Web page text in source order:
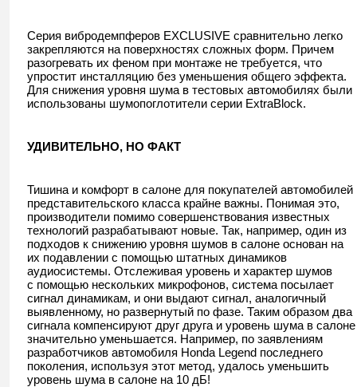
Серия вибродемпферов EXCLUSIVE сравнительно легко
закрепляются на поверхностях сложных форм. Причем
разогревать их феном при монтаже не требуется, что
упростит инсталляцию без уменьшения общего эффекта.
Для снижения уровня шума в тестовых автомобилях были
использованы шумопоглотители серии ExtraBlock.
УДИВИТЕЛЬНО, НО ФАКТ
Тишина и комфорт в салоне для покупателей автомобилей
представительского класса крайне важны. Понимая это,
производители помимо совершенствования известных
технологий разрабатывают новые. Так, например, один из
подходов к снижению уровня шумов в салоне основан на
их подавлении с помощью штатных динамиков
аудиосистемы. Отслеживая уровень и характер шумов
с помощью нескольких микрофонов, система посылает
сигнал динамикам, и они выдают сигнал, аналогичный
выявленному, но развернутый по фазе. Таким образом два
сигнала компенсируют друг друга и уровень шума в салоне
значительно уменьшается. Например, по заявлениям
разработчиков автомобиля Honda Legend последнего
поколения, используя этот метод, удалось уменьшить
уровень шума в салоне на 10 дБ!